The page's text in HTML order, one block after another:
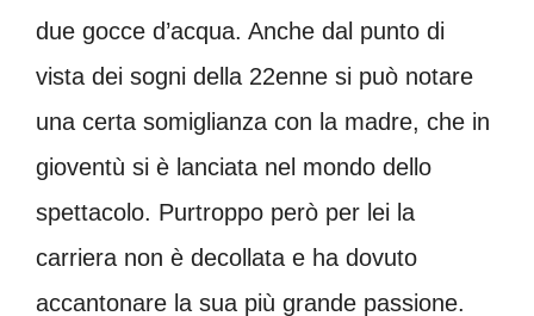
due gocce d’acqua. Anche dal punto di
vista dei sogni della 22enne si può notare
una certa somiglianza con la madre, che in
gioventù si è lanciata nel mondo dello
spettacolo. Purtroppo però per lei la
carriera non è decollata e ha dovuto
accantonare la sua più grande passione.